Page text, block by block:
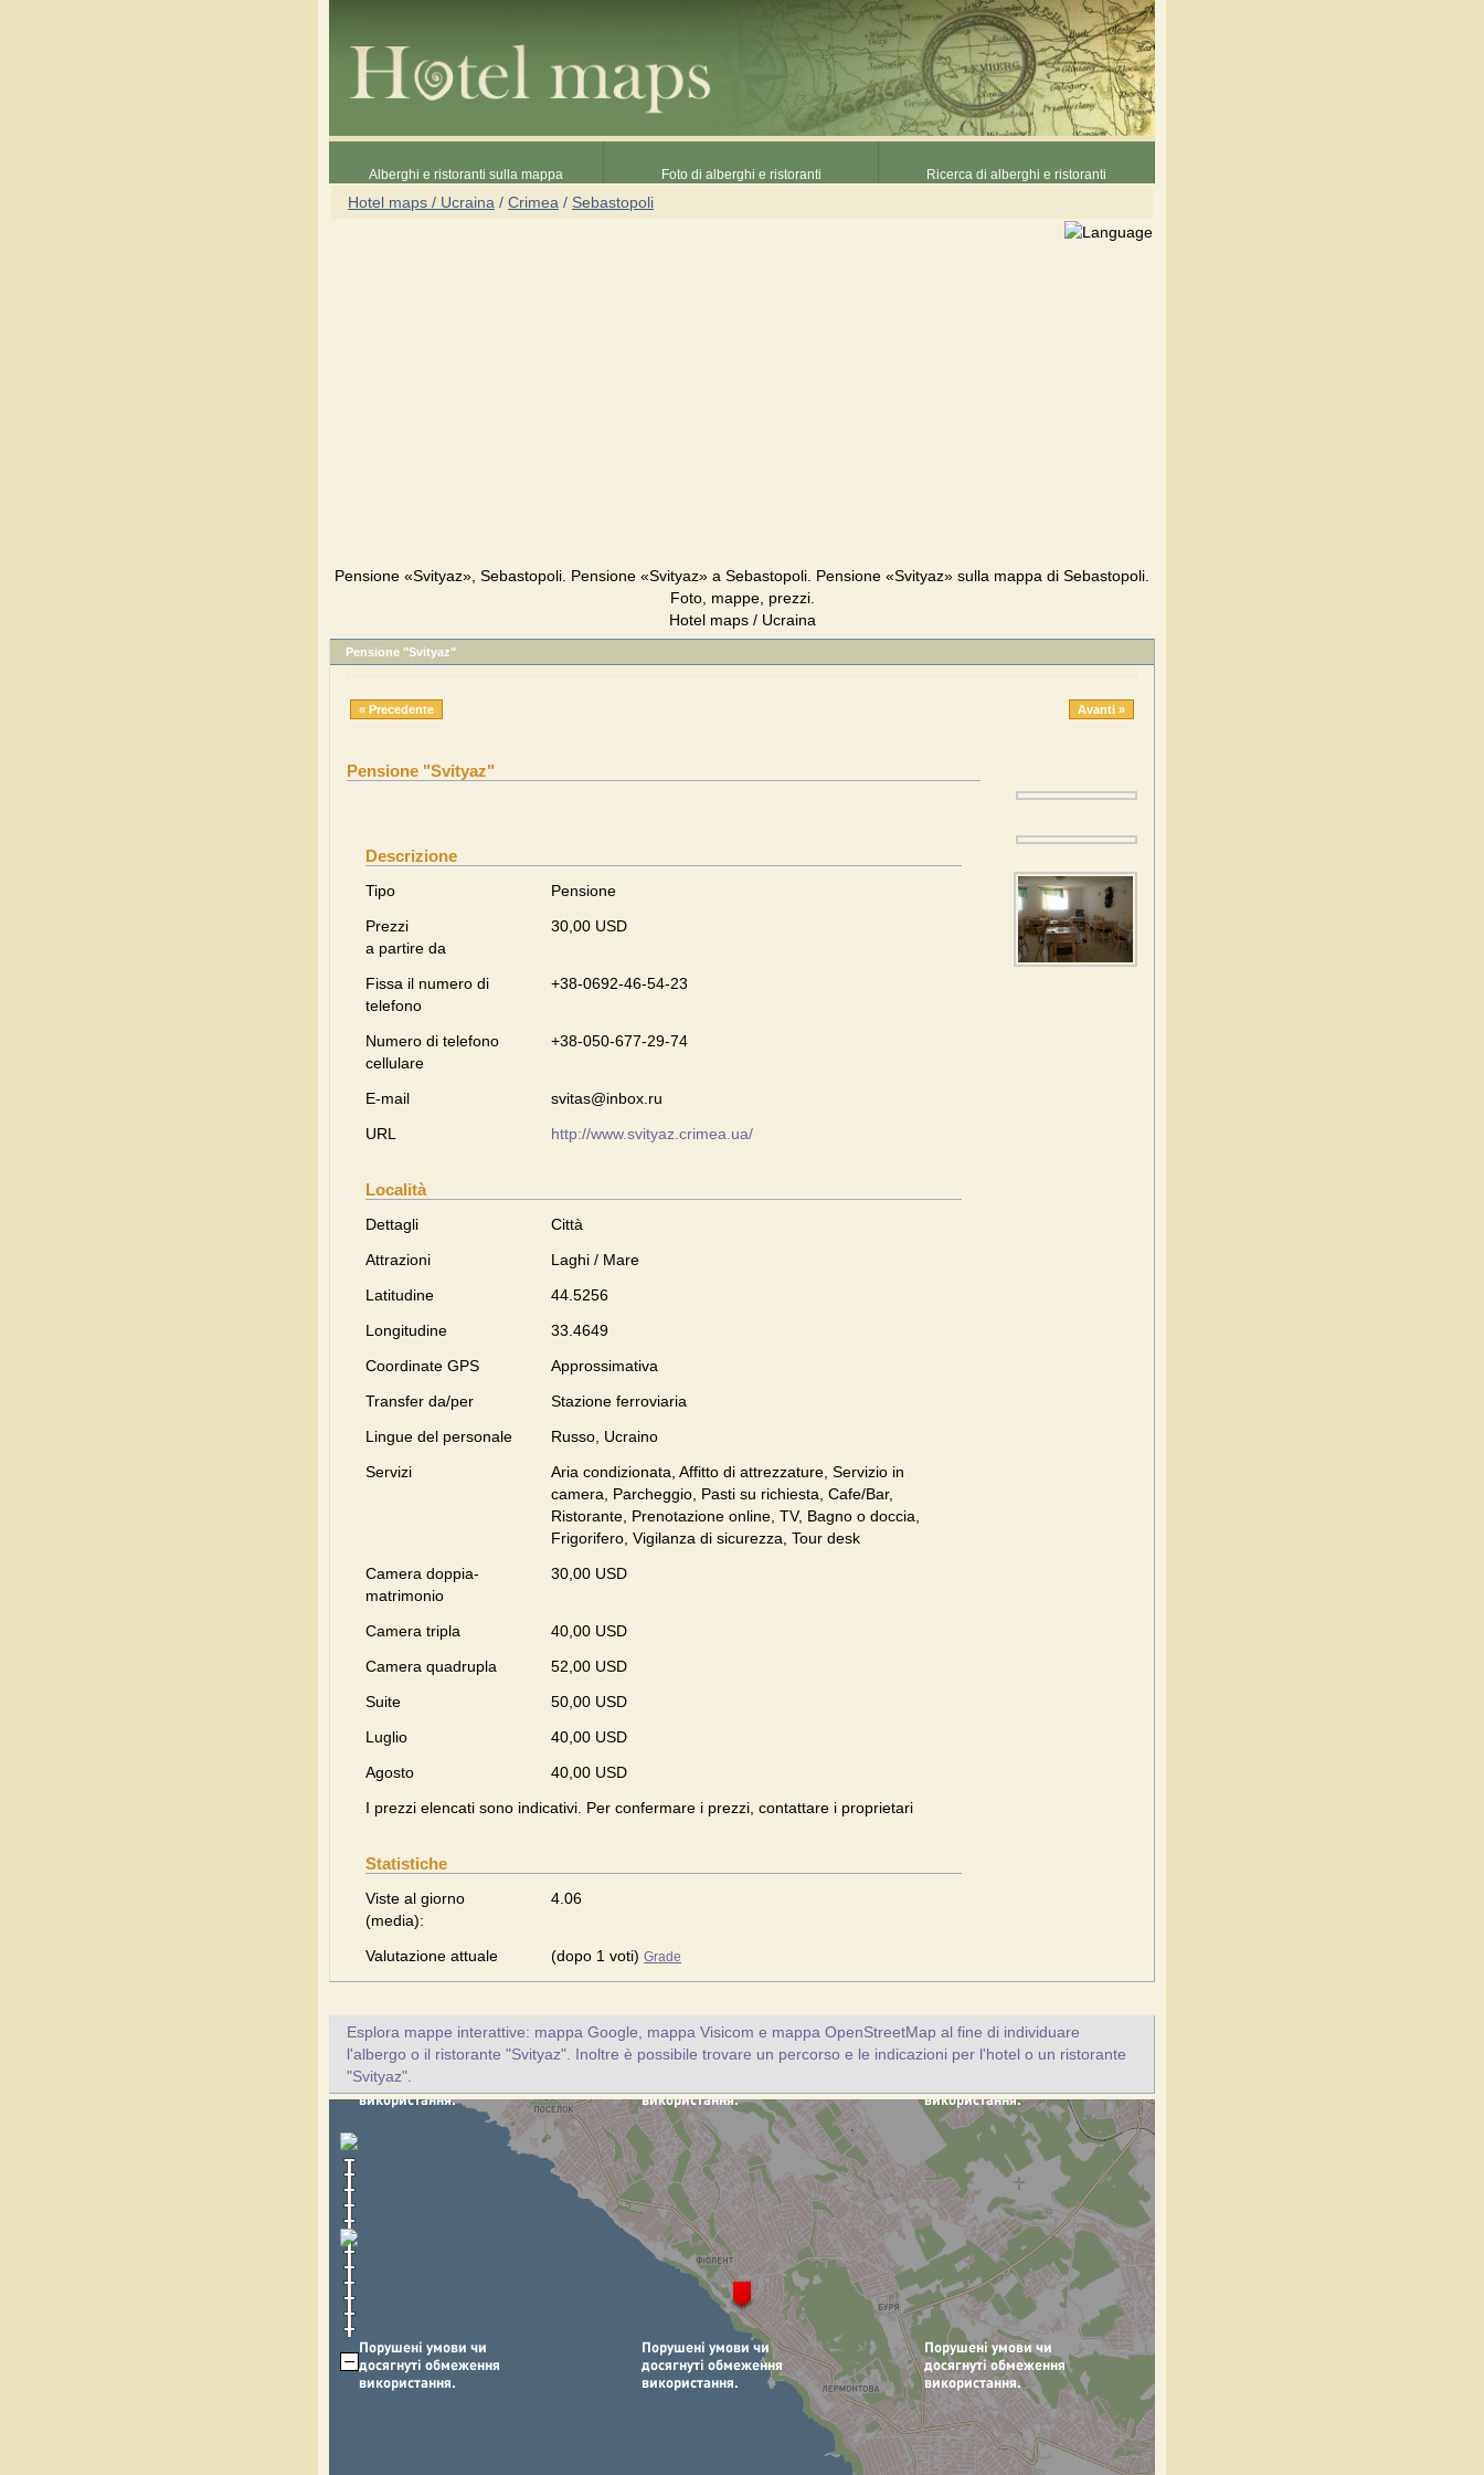
Alberghi e ristoranti sulla mappa Foto di alberghi e ristoranti Ricerca di alberghi e ristoranti
Hotel maps / Ucraina / Crimea / Sebastopoli
Pensione «Svityaz», Sebastopoli. Pensione «Svityaz» a Sebastopoli. Pensione «Svityaz» sulla mappa di Sebastopoli.
Foto, mappe, prezzi.
Hotel maps / Ucraina
Pensione "Svityaz"
« Precedente Avanti »
Pensione "Svityaz"
Descrizione
Tipo
Pensione
Prezzi
a partire da
30,00 USD
Fissa il numero di
telefono
+38-0692-46-54-23
Numero di telefono
cellulare
+38-050-677-29-74
E-mail
svitas@inbox.ru
URL
http://www.svityaz.crimea.ua/
Località
Dettagli
Città
Attrazioni
Laghi / Mare
Latitudine
44.5256
Longitudine
33.4649
Coordinate GPS
Approssimativa
Transfer da/per
Stazione ferroviaria
Lingue del personale
Russo, Ucraino
Servizi
Aria condizionata, Affitto di attrezzature, Servizio in
camera, Parcheggio, Pasti su richiesta, Cafe/Bar,
Ristorante, Prenotazione online, TV, Bagno o doccia,
Frigorifero, Vigilanza di sicurezza, Tour desk
Camera doppia-
matrimonio
30,00 USD
Camera tripla
40,00 USD
Camera quadrupla
52,00 USD
Suite
50,00 USD
Luglio
40,00 USD
Agosto
40,00 USD
I prezzi elencati sono indicativi. Per confermare i prezzi, contattare i proprietari
Statistiche
Viste al giorno
(media):
4.06
Valutazione attuale (dopo 1 voti) Grade
Esplora mappe interattive: mappa Google, mappa Visicom e mappa OpenStreetMap al fine di individuare
l'albergo o il ristorante "Svityaz". Inoltre è possibile trovare un percorso e le indicazioni per l'hotel o un ristorante
"Svityaz".